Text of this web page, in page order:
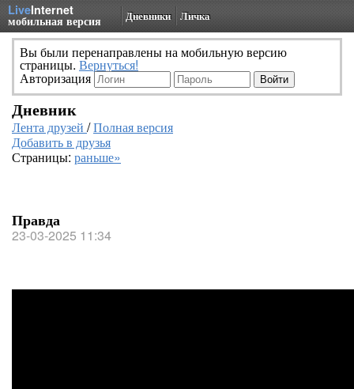
LiveInternet
мобильная версия Дневники Личка
Вы были перенаправлены на мобильную версию
страницы. Вернуться!
Авторизация
Дневник
Лента друзей /Полная версия
Добавить в друзья
Страницы: раньше»
Правда
23-03-2025 11:34